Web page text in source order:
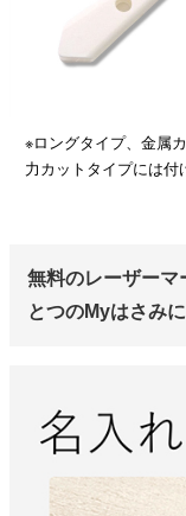
※ロングタイプ、金属
力カットタイプには付
無料のレーザーマ
とつのMyはさみに